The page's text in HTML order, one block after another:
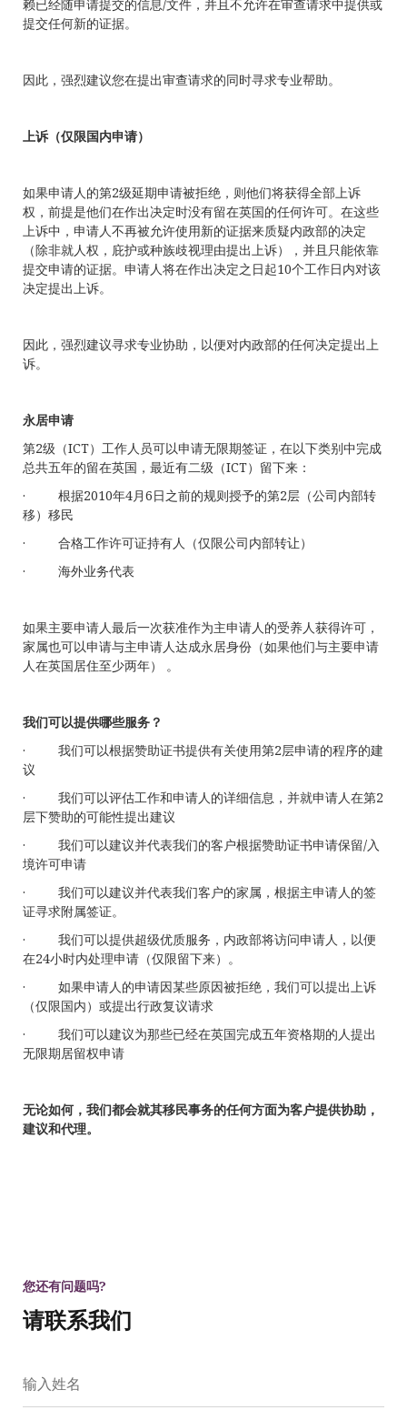
赖已经随申请提交的信息/文件，并且不允许在审查请求中提供或
提交任何新的证据。
因此，强烈建议您在提出审查请求的同时寻求专业帮助。
上诉（仅限国内申请）
如果申请人的第2级延期申请被拒绝，则他们将获得全部上诉
权，前提是他们在作出决定时没有留在英国的任何许可。在这些
上诉中，申请人不再被允许使用新的证据来质疑内政部的决定
（除非就人权，庇护或种族歧视理由提出上诉），并且只能依靠
提交申请的证据。申请人将在作出决定之日起10个工作日内对该
决定提出上诉。
因此，强烈建议寻求专业协助，以便对内政部的任何决定提出上
诉。
永居申请
第2级（ICT）工作人员可以申请无限期签证，在以下类别中完成
总共五年的留在英国，最近有二级（ICT）留下来：
· 根据2010年4月6日之前的规则授予的第2层（公司内部转
移）移民
· 合格工作许可证持有人（仅限公司内部转让）
· 海外业务代表
如果主要申请人最后一次获准作为主申请人的受养人获得许可，
家属也可以申请与主申请人达成永居身份（如果他们与主要申请
人在英国居住至少两年） 。
我们可以提供哪些服务？
· 我们可以根据赞助证书提供有关使用第2层申请的程序的建
议
· 我们可以评估工作和申请人的详细信息，并就申请人在第2
层下赞助的可能性提出建议
· 我们可以建议并代表我们的客户根据赞助证书申请保留/入
境许可申请
· 我们可以建议并代表我们客户的家属，根据主申请人的签
证寻求附属签证。
· 我们可以提供超级优质服务，内政部将访问申请人，以便
在24小时内处理申请（仅限留下来）。
· 如果申请人的申请因某些原因被拒绝，我们可以提出上诉
（仅限国内）或提出行政复议请求
· 我们可以建议为那些已经在英国完成五年资格期的人提出
无限期居留权申请
无论如何，我们都会就其移民事务的任何方面为客户提供协助，
建议和代理。
您还有问题吗?
请联系我们
输入姓名